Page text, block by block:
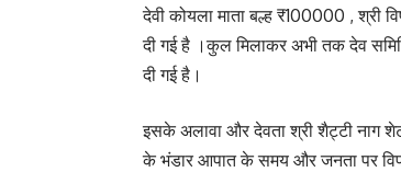
देवी कोयला माता बल्ह ₹100000 , श्री
दी गई है ।कुल मिलाकर अभी तक देव
दी गई है।
इसके अलावा और देवता श्री शैट्टी नाग
के भंडार आपात के समय और जनता पर